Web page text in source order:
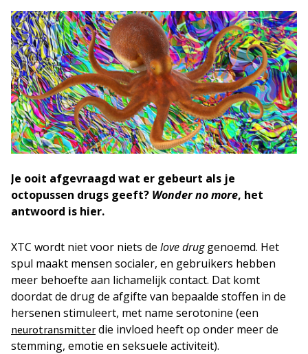
Je ooit afgevraagd wat er gebeurt als je
octopussen drugs geeft? Wonder no more, het
antwoord is hier.
XTC wordt niet voor niets de love druggenoemd. Het
spul maakt mensen socialer, en gebruikers hebben
meer behoefte aan lichamelijk contact. Dat komt
doordat de drug de afgifte van bepaalde stoffen in de
hersenen stimuleert, met name serotonine (een
neurotransmitter die invloed heeft op onder meer de
stemming, emotie en seksuele activiteit).